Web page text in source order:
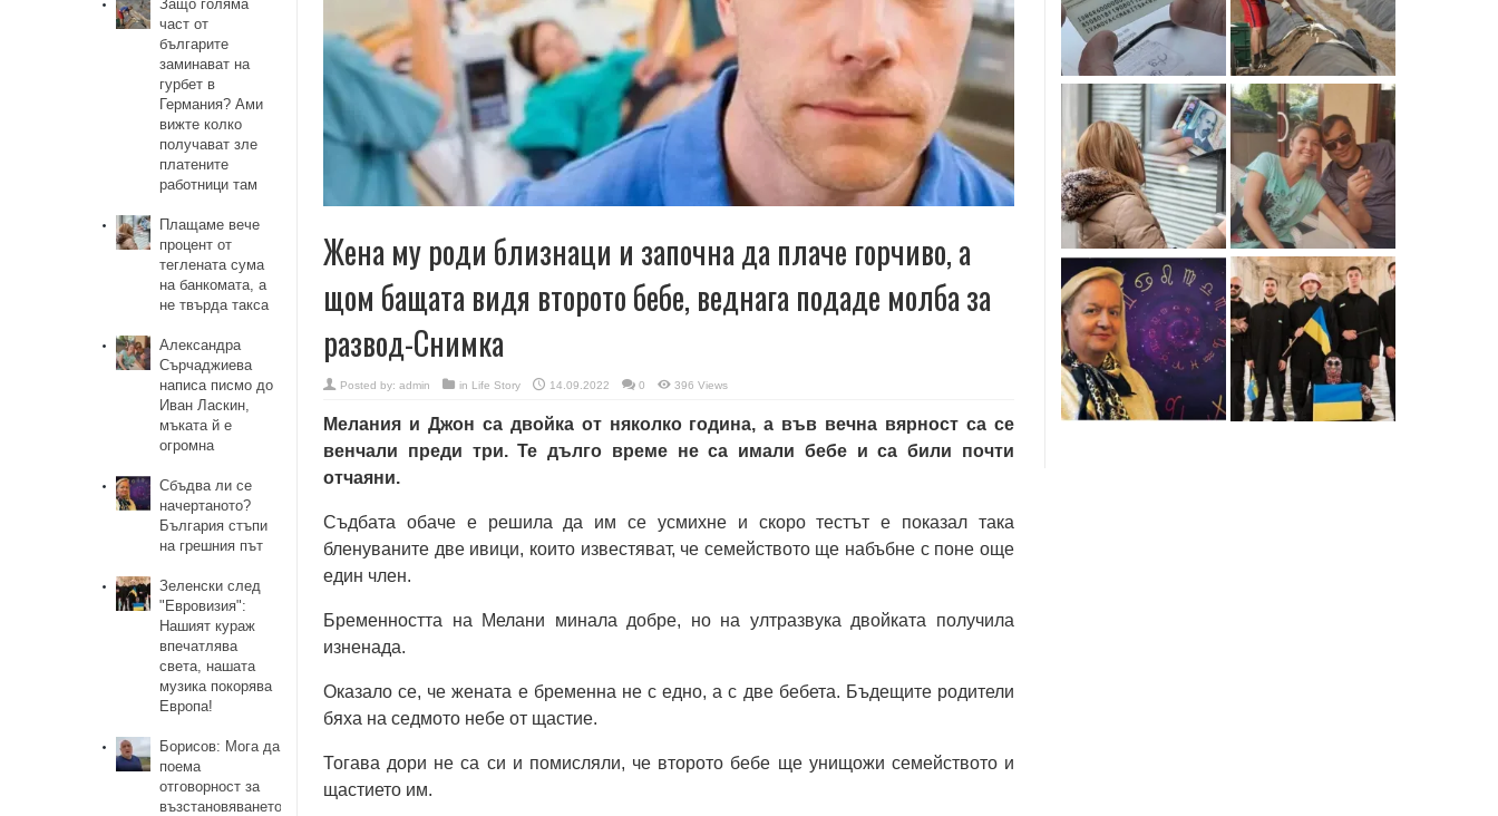
Жена му роди близнаци и започна да плаче горчиво, а
щом бащата видя второто бебе, веднага подаде молба за
развод-Снимка
Posted by: admin in Life Story 14.09.2022 0 396 Views
Мелания и Джон са двойка от няколко година, а във вечна вярност са се
венчали преди три. Те дълго време не са имали бебе и са били почти
отчаяни.
Съдбата обаче е решила да им се усмихне и скоро тестът е показал така
бленуваните две ивици, които известяват, че семейството ще набъбне с поне още
един член.
Бременността на Мелани минала добре, но на ултразвука двойката получила
изненада.
Оказало се, че жената е бременна не с едно, а с две бебета. Бъдещите родители
бяха на седмото небе от щастие.
Тогава дори не са си и помисляли, че второто бебе ще унищожи семейството и
щастието им.
Защо голяма
част от
българите
заминават на
гурбет в
Германия? Ами
вижте колко
получават зле
платените
работници там
Плащаме вече
процент от
теглената сума
на банкомата, а
не твърда такса
Александра
Сърчаджиева
написа писмо до
Иван Ласкин,
мъката й е
огромна
Сбъдва ли се
начертаното?
България стъпи
на грешния път
Зеленски след
"Евровизия":
Нашият кураж
впечатлява
света, нашата
музика покорява
Европа!
Борисов: Мога да
поема
отговорност за
възстановяването